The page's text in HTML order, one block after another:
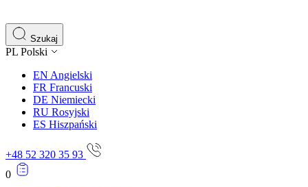
Szukaj
PL Polski
EN Angielski
FR Francuski
DE Niemiecki
RU Rosyjski
ES Hiszpański
+48 52 320 35 93
0
istotne i interesujące dla poszczególnych użytkowników
Nieklasyfikowane
Nieklasyfikowane pliki cookie, to pliki, które są w